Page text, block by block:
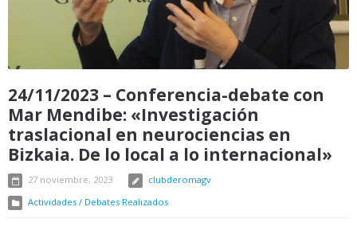
24/11/2023 – Conferencia-debate con
Mar Mendibe: «Investigación
traslacional en neurociencias en
Bizkaia. De lo local a lo internacional»
27 noviembre, 2023
clubderomagv
Actividades / Debates Realizados